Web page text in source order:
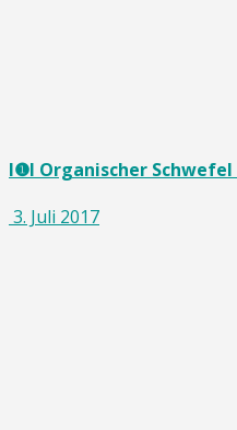
I❶I Organischer
3. Juli 2017